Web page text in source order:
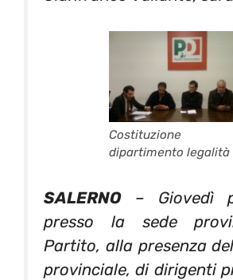
Costituzione
dipartimento legalità
SALERNO – Giovedì
presso la sede
Partito, alla presenza
provinciale, di dirigenti